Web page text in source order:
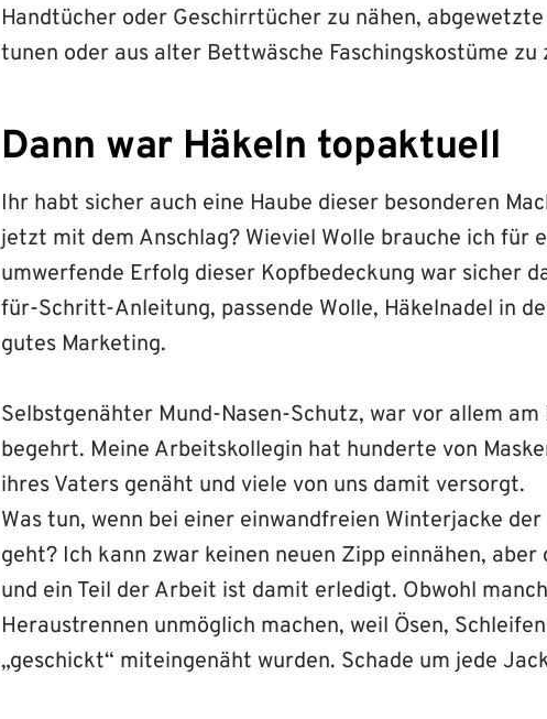
Handtücher oder Geschirrtücher zu nähen,
tunen oder aus alter Bettwäsche Faschingskostüme zu
Dann war Häkeln topaktuell
Ihr habt sicher auch eine Haube dieser besonderen
jetzt mit dem Anschlag? Wieviel Wolle brauche ich für
umwerfende Erfolg dieser Kopfbedeckung war sicher
für-Schritt-Anleitung, passende Wolle, Häkelnadel in
gutes Marketing.
Selbstgenähter Mund-Nasen-Schutz, war vor allem
begehrt. Meine Arbeitskollegin hat hunderte von
ihres Vaters genäht und viele von uns damit versorgt.
Was tun, wenn bei einer einwandfreien Winterjacke
geht? Ich kann zwar keinen neuen Zipp einnähen,
und ein Teil der Arbeit ist damit erledigt. Obwohl
Heraustrennen unmöglich machen, weil Ösen,
„geschickt“ miteingenäht wurden. Schade um jede